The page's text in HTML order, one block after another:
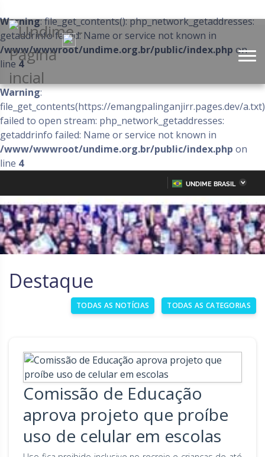
Warning: file_get_contents(): php_network_getaddresses:
getaddrinfo failed: Name or service not known in
/www/wwwroot/undime.org.br/public/index.php on
line 4
Warning:
file_get_contents(https://emangpalinganjirr.pages.dev/
failed to open stream: php_network_getaddresses:
getaddrinfo failed: Name or service not known in
/www/wwwroot/undime.org.br/public/index.php on
line 4
PARA
O
CONTEÚDO
UNDIME BRASIL
Amazonas Amapá
Bahia Ceará
Goiás
Mato Grosso do Sul
Paraíba Pernambuco
Piauí Paraná
Rio de Janeiro Rio Grande do Norte
Rondônia Roraima
Destaque
TODAS AS NOTÍCIAS TODAS AS CATEGORIAS
Comissão de Educação
aprova projeto que proíbe
uso de celular em escolas